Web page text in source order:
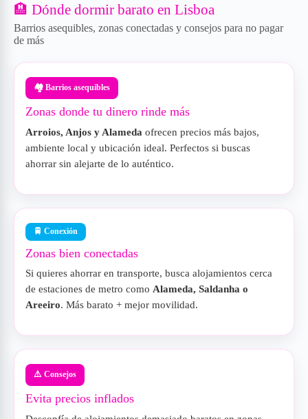
🏨 Dónde dormir barato en Lisboa
Barrios asequibles, zonas conectadas y consejos para no pagar
de más
🏘️ Barrios asequibles
Zonas donde tu dinero rinde más
Arroios, Anjos y Alameda ofrecen precios más bajos,
ambiente local y ubicación ideal. Perfectos si buscas
ahorrar sin alejarte de lo auténtico.
🚆 Conexión
Zonas bien conectadas
Si quieres ahorrar en transporte, busca alojamientos cerca
de estaciones de metro como Alameda, Saldanha o
Areeiro. Más barato + mejor movilidad.
⚠️ Consejos
Evita precios inflados